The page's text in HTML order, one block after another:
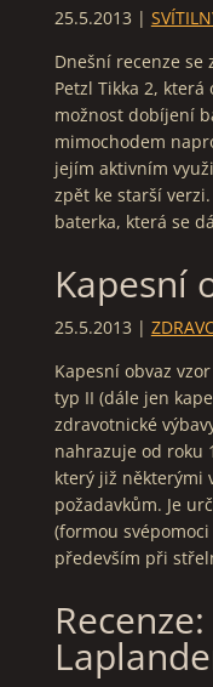
25.5.2013 |
Dnešní recenze se
Petzl Tikka 2,
možnost dobíjení
mimochodem
jejím aktivním
zpět ke starší
baterka, která se
Kapesní
25.5.2013 |
Kapesní obvaz
typ II (dále jen
zdravotnické
nahrazuje od roku
který již některými
požadavkům. Je
(formou
především při